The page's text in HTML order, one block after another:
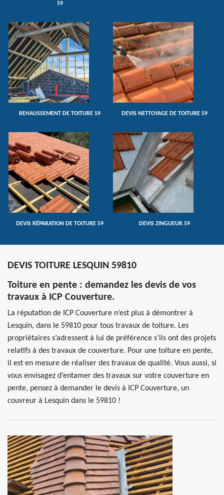
59
REHAUSSEMENT DE TOITURE 59 DEVIS NETTOYAGE DE TOITURE 59
DEVIS RÉPARATION DE TOITURE 59 DEVIS ZINGUEUR 59
DEVIS TOITURE LESQUIN 59810
Toiture en pente : demandez les devis de vos
travaux à ICP Couverture.
La réputation de ICP Couverture n’est plus à démontrer à
Lesquin, dans le 59810 pour tous travaux de toiture. Les
propriétaires s’adressent à lui de préférence s’ils ont des projets
relatifs à des travaux de couverture. Pour une toiture en pente,
il est en mesure de réaliser des travaux de qualité. Vous aussi, si
vous envisagez d’entamer des travaux sur votre couverture en
pente, pensez à demander le devis à ICP Couverture, un
couvreur à Lesquin dans le 59810 !